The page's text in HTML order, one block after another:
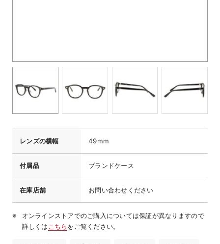
レンズの横幅 49mm
付属品 ブランドケース
在庫店舗 お問い合わせください
オンラインストアでのご購入については保証が異なりますので
詳しくは こちらをご覧ください。